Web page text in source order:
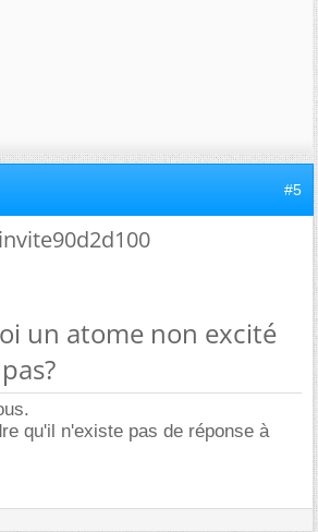
#5
invite90d2d100
un atome non excité
qu'il n'existe pas de réponse à